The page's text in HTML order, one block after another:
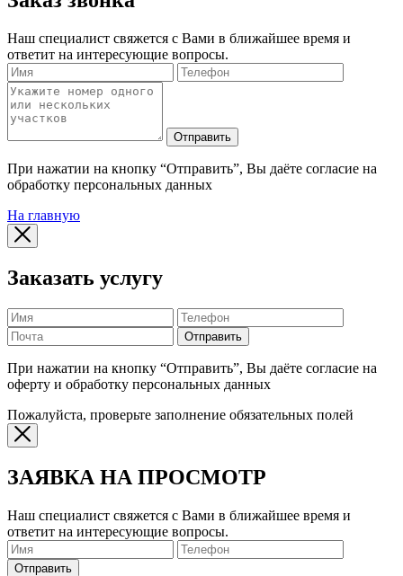
Наш специалист свяжется с Вами в ближайшее время и
ответит на интересующие вопросы.
Отправить
При нажатии на кнопку “Отправить”, Вы даёте согласие на
обработку персональных данных
На главную
Заказать услугу
Отправить
При нажатии на кнопку “Отправить”, Вы даёте согласие на
оферту и обработку персональных данных
Пожалуйста, проверьте заполнение обязательных полей
ЗАЯВКА НА ПРОСМОТР
Наш специалист свяжется с Вами в ближайшее время и
ответит на интересующие вопросы.
Отправить